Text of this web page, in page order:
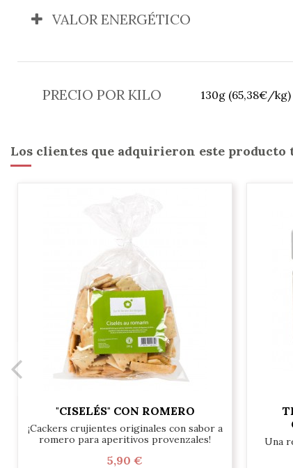
VALOR ENERGÉTICO
PRECIO POR KILO 130g (65,38€/kg)
Los clientes que adquirieron este producto
"CISELÉS" CON ROMERO
¡Cackers crujientes originales con sabor a
romero para aperitivos provenzales!
5,90 €
Una